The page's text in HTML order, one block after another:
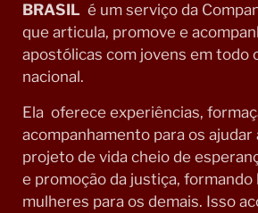
BRASIL é um serviço da
que articula, promove e
apostólicas com jovens em todo
nacional.
Ela oferece experiências,
acompanhamento para os
projeto de vida cheio de
e promoção da justiça, formando
mulheres para os demais. Isso